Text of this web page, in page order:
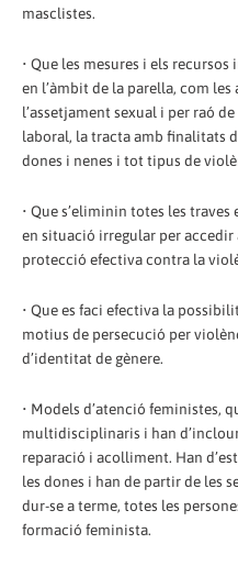
masclistes.
• Que les mesures i els
en l’àmbit de la parella, com les
l’assetjament sexual i per raó
laboral, la tracta amb finalitats
dones i nenes i tot tipus de
• Que s’eliminin totes les
en situació irregular per accedir
protecció efectiva contra la
• Que es faci efectiva la
motius de persecució per
d’identitat de gènere.
• Models d’atenció feministes,
multidisciplinaris i han
reparació i acolliment. Han
les dones i han de partir de les
dur-se a terme, totes les
formació feminista.